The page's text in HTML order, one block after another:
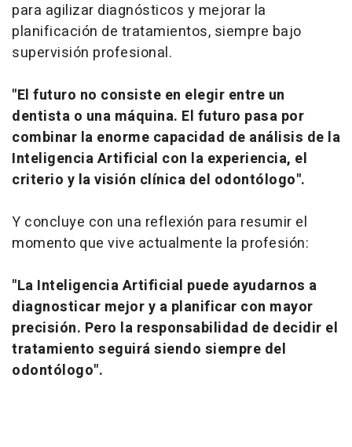
para agilizar diagnósticos y mejorar la
planificación de tratamientos, siempre bajo
supervisión profesional.
"El futuro no consiste en elegir entre un
dentista o una máquina. El futuro pasa por
combinar la enorme capacidad de análisis de la
Inteligencia Artificial con la experiencia, el
criterio y la visión clínica del odontólogo".
Y concluye con una reflexión para resumir el
momento que vive actualmente la profesión:
"La Inteligencia Artificial puede ayudarnos a
diagnosticar mejor y a planificar con mayor
precisión. Pero la responsabilidad de decidir el
tratamiento seguirá siendo siempre del
odontólogo".